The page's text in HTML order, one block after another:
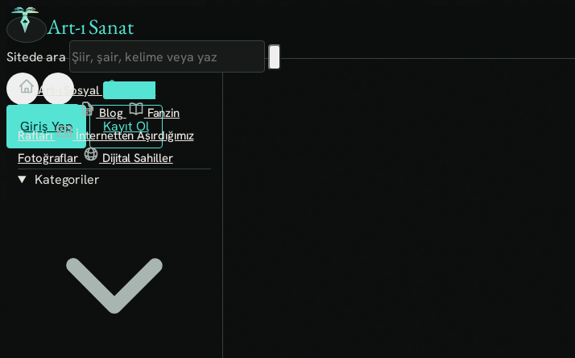
Art-ı Sanat
Sitede ara
Giriş Yap Kayıt Ol
Art-ı Sosyal
Blog
Fanzin
Rafları
İnternetten Aşırdığımız
Fotoğraflar
Dijital Sahiller
Kategoriler